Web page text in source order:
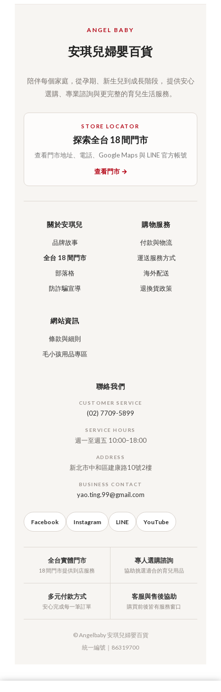
ANGEL BABY
安琪兒婦嬰百貨
陪伴每個家庭，從孕期、新生兒到成長階段， 提供安心
選購、專業諮詢與更完整的育兒生活服務。
STORE LOCATOR
探索全台 18 間門市
查看門市地址、電話、Google Maps 與 LINE 官方帳號
查看門市 →
關於安琪兒
品牌故事
全台 18 間門市
部落格
防詐騙宣導
購物服務
付款與物流
運送服務方式
海外配送
退換貨政策
網站資訊
條款與細則
毛小孩用品專區
聯絡我們
CUSTOMER SERVICE
(02) 7709-5899
SERVICE HOURS
週一至週五 10:00–18:00
ADDRESS
新北市中和區建康路10號2樓
BUSINESS CONTACT
yao.ting.99@gmail.com
Facebook Instagram LINE YouTube
全台實體門市
18 間門市提供到店服務
專人選購諮詢
協助挑選適合的育兒用品
多元付款方式
安心完成每一筆訂單
客服與售後協助
購買前後皆有服務窗口
© Angelbaby 安琪兒婦嬰百貨
統一編號｜86319700